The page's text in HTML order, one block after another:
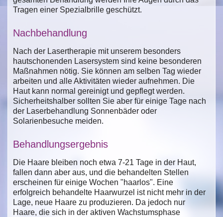
Tragen einer Spezialbrille geschützt.
Nachbehandlung
Nach der Lasertherapie mit unserem besonders
hautschonenden Lasersystem sind keine besonderen
Maßnahmen nötig. Sie können am selben Tag wieder
arbeiten und alle Aktivitäten wieder aufnehmen. Die
Haut kann normal gereinigt und gepflegt werden.
Sicherheitshalber sollten Sie aber für einige Tage nach
der Laserbehandlung Sonnenbäder oder
Solarienbesuche meiden.
Behandlungsergebnis
Die Haare bleiben noch etwa 7-21 Tage in der Haut,
fallen dann aber aus, und die behandelten Stellen
erscheinen für einige Wochen "haarlos". Eine
erfolgreich behandelte Haarwurzel ist nicht mehr in der
Lage, neue Haare zu produzieren. Da jedoch nur
Haare, die sich in der aktiven Wachstumsphase